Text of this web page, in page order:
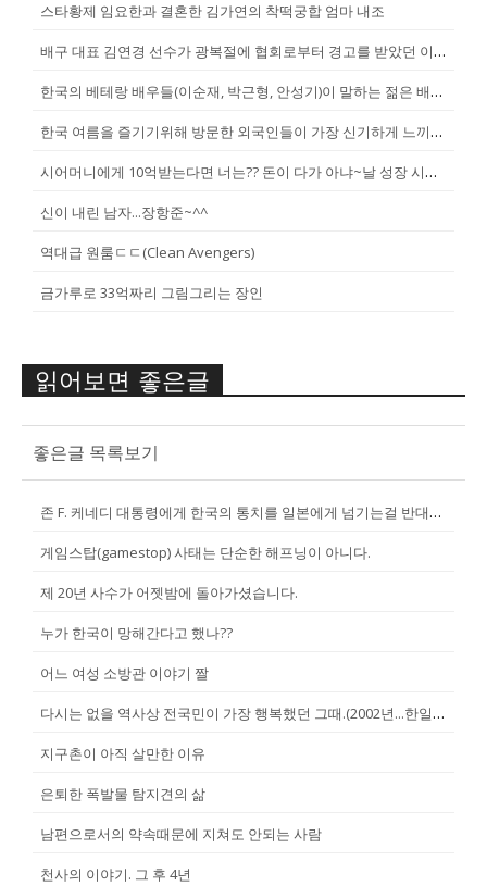
스타황제 임요한과 결혼한 김가연의 착떡궁합 엄마 내조
배구 대표 김연경 선수가 광복절에 협회로부터 경고를 받았던 이유
한국의 베테랑 배우들(이순재, 박근형, 안성기)이 말하는 젊은 배우들
한국 여름을 즐기기위해 방문한 외국인들이 가장 신기하게 느끼는 것(암내가...
시어머니에게 10억받는다면 너는?? 돈이 다가 아냐~날 성장 시켜줄 남자...
신이 내린 남자...장항준~^^
역대급 원룸ㄷㄷ(Clean Avengers)
금가루로 33억짜리 그림그리는 장인
읽어보면 좋은글
좋은글 목록보기
존 F. 케네디 대통령에게 한국의 통치를 일본에게 넘기는걸 반대한 펄벅 ...
게임스탑(gamestop) 사태는 단순한 해프닝이 아니다.
제 20년 사수가 어젯밤에 돌아가셨습니다.
누가 한국이 망해간다고 했나??
어느 여성 소방관 이야기 짤
다시는 없을 역사상 전국민이 가장 행복했던 그때.(2002년...한일월드...
지구촌이 아직 살만한 이유
은퇴한 폭발물 탐지견의 삶
남편으로서의 약속때문에 지쳐도 안되는 사람
천사의 이야기. 그 후 4년